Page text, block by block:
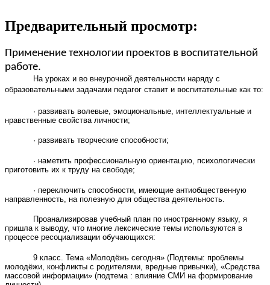
Предварительный просмотр:
Применение технологии проектов в воспитательной
работе.
На уроках и во внеурочной деятельности наряду с
образовательными задачами педагог ставит и воспитательные как то:
· развивать волевые, эмоциональные, интеллектуальные и
нравственные свойства личности;
· развивать творческие способности;
· наметить профессиональную ориентацию, психологически
приготовить их к труду на свободе;
· переключить способности, имеющие антиобщественную
направленность, на полезную для общества деятельность.
Проанализировав учебный план по иностранному языку, я
пришла к выводу, что многие лексические темы используются в
процессе ресоциализации обучающихся:
9 класс. Тема «Молодёжь сегодня» (Подтемы: проблемы
молодёжи, конфликты с родителями, вредные привычки), «Средства
массовой информации» (подтема : влияние СМИ на формирование